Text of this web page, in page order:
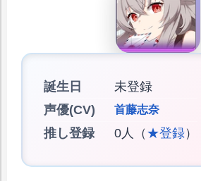
誕生日
未登録
声優(CV)
首藤志奈
推し登録 0人（ ★登録）